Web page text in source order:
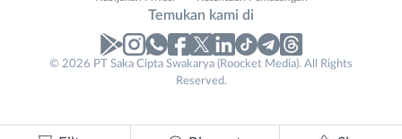
Animator
Kota
Temukan kami di
© 2026 PT Saka Cipta Swakarya (Roocket Media). All Rights
Reserved.